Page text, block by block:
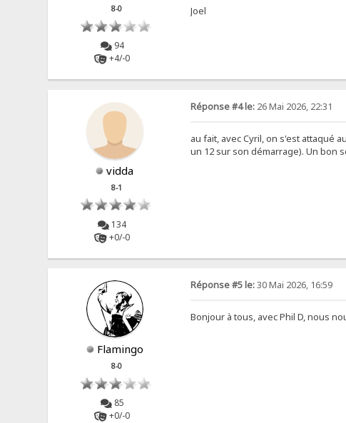
8-0
94
+4/-0
Joel
vidda
8-1
134
+0/-0
Réponse #4 le:26 Mai 2026, 22:31
au fait, avec Cyril, on s'est attaqué
un 12 sur son démarrage). Un bon
Flamingo
8-0
85
+0/-0
Réponse #5 le:30 Mai 2026, 16:59
Bonjour à tous, avec Phil D, nous